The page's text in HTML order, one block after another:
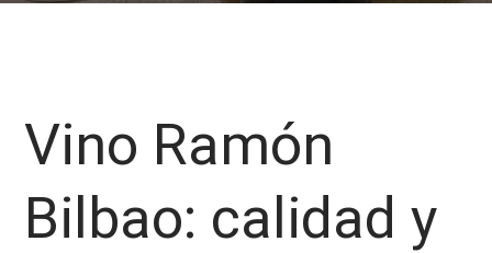
Vino Ramón
Bilbao: calidad y